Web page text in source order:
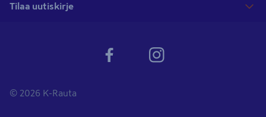
Tilaa uutiskirje
© 2026 K-Rauta